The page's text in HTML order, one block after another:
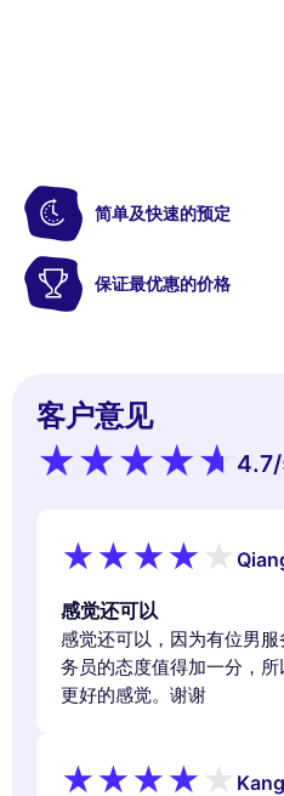
简单及快速的预定
保证最优惠的价格
客户意见
4.7
感觉还可以
感觉还可以，因为有位男
务员的态度值得加一分，
更好的感觉。谢谢